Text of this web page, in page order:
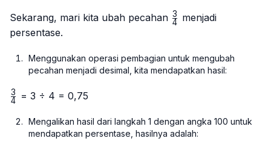
{12 ÷
3}
Sekarang, mari kita ubah pecahan \frac{3}
4
3
menjadi
persentase.
Menggunakan operasi pembagian untuk mengubah
pecahan menjadi desimal, kita mendapatkan hasil:
\frac{3}
4
3 = 3 ÷ 4 = 0,75
Mengalikan hasil dari langkah 1 dengan angka 100 untuk
mendapatkan persentase, hasilnya adalah: